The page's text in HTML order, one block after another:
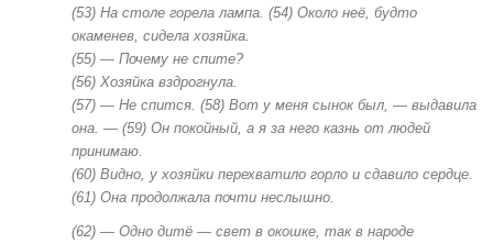
(53) На столе горела лампа. (54) Около неё, будто
окаменев, сидела хозяйка.
(55) — Почему не спите?
(56) Хозяйка вздрогнула.
(57) — Не спится. (58) Вот у меня сынок был, — выдавила
она. — (59) Он покойный, а я за него казнь от людей
принимаю.
(60) Видно, у хозяйки перехватило горло и сдавило сердце.
(61) Она продолжала почти неслышно.
(62) — Одно дитё — свет в окошке, так в народе